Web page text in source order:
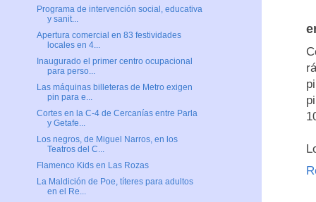
Programa de intervención social, educativa
y sanit...
Apertura comercial en 83 festividades
locales en 4...
Inaugurado el primer centro ocupacional
para perso...
Las máquinas billeteras de Metro exigen
pin para e...
Cortes en la C-4 de Cercanías entre Parla
y Getafe...
Los negros, de Miguel Narros, en los
Teatros del C...
Flamenco Kids en Las Rozas
La Maldición de Poe, títeres para adultos
en el Re...